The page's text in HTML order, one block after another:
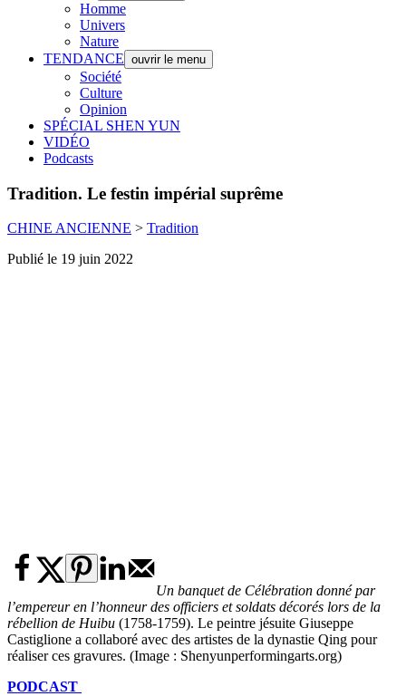
Homme
Univers
Nature
TENDANCE ouvrir le menu
Société
Culture
Opinion
SPÉCIAL SHEN YUN
VIDÉO
Podcasts
Tradition. Le festin impérial suprême
CHINE ANCIENNE > Tradition
Publié le 19 juin 2022
Un banquet de Célébration donné par
l’empereur en l’honneur des officiers et soldats décorés lors de la
rébellion de Huibu (1758-1759). Le peintre jésuite Giuseppe
Castiglione a collaboré avec des artistes de la dynastie Qing pour
réaliser ces gravures. (Image : Shenyunperformingarts.org)
PODCAST